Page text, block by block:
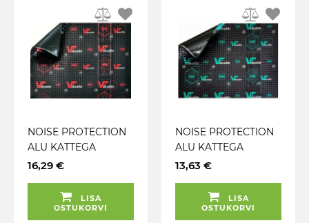
NOISE PROTECTION
ALU KATTEGA
MÜRAMATT /
500X700MM
VIBROFILTR
16,29 €
LISA
OSTUKORVI
NOISE PROTECTION
ALU KATTEGA
MÜRAMATT /
500X700MM
VIBROFILTR
13,63 €
LISA
OSTUKORVI